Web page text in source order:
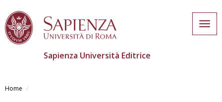
main
Sapienza Università Editrice
Home